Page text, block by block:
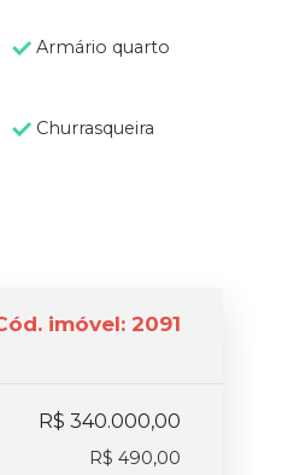
Armário quarto
Churrasqueira
imóvel: 2091
R$ 340.000,00
R$ 490,00